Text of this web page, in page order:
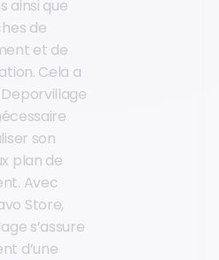
ainsi que
de
et de
Cela a
son
plan de
Avec
Store,
s’assure
d’une